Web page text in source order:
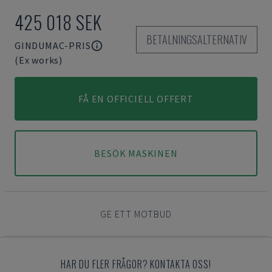
425 018 SEK
GINDUMAC-PRIS
(Ex works)
BETALNINGSALTERNATIV
FÅ EN OFFICIELL OFFERT
BESÖK MASKINEN
GE ETT MOTBUD
HAR DU FLER FRÅGOR? KONTAKTA OSS!